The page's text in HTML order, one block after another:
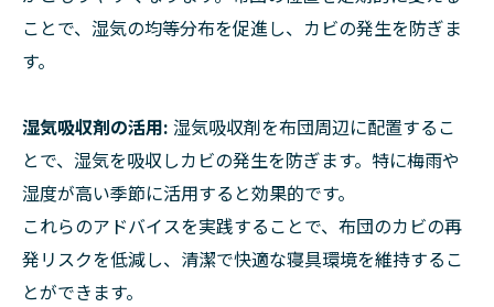
ことで、湿気の均等分布を促進し、カビの発生を防ぎま
す。
湿気吸収剤の活用: 湿気吸収剤を布団周辺に配置するこ
とで、湿気を吸収しカビの発生を防ぎます。特に梅雨や
湿度が高い季節に活用すると効果的です。
これらのアドバイスを実践することで、布団のカビの再
発リスクを低減し、清潔で快適な寝具環境を維持するこ
とができます。